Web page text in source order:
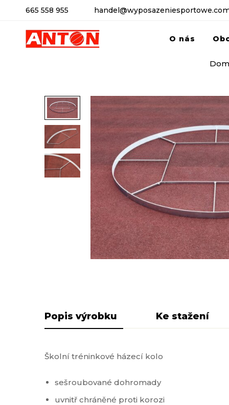
665 558 955
O nás
Popis produktu Pliki do
Školní tréninkové házecí kolo
sešroubované dohromady
uvnitř chráněné proti korozi